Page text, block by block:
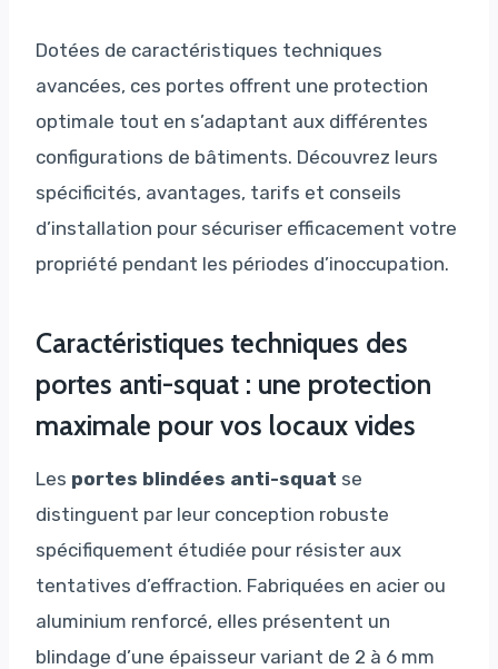
Dotées de caractéristiques techniques
avancées, ces portes offrent une protection
optimale tout en s’adaptant aux différentes
configurations de bâtiments. Découvrez leurs
spécificités, avantages, tarifs et conseils
d’installation pour sécuriser efficacement votre
propriété pendant les périodes d’inoccupation.
Caractéristiques techniques des
portes anti-squat : une protection
maximale pour vos locaux vides
Les portes blindées anti-squat se
distinguent par leur conception robuste
spécifiquement étudiée pour résister aux
tentatives d’effraction. Fabriquées en acier ou
aluminium renforcé, elles présentent un
blindage d’une épaisseur variant de 2 à 6 mm